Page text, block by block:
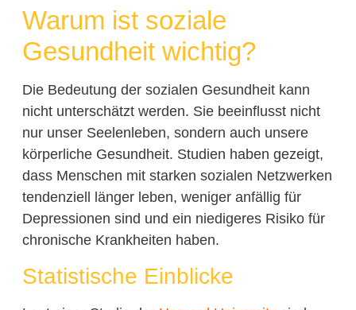
Warum ist soziale
Gesundheit wichtig?
Die Bedeutung der sozialen Gesundheit kann
nicht unterschätzt werden. Sie beeinflusst nicht
nur unser Seelenleben, sondern auch unsere
körperliche Gesundheit. Studien haben gezeigt,
dass Menschen mit starken sozialen Netzwerken
tendenziell länger leben, weniger anfällig für
Depressionen sind und ein niedigeres Risiko für
chronische Krankheiten haben.
Statistische Einblicke